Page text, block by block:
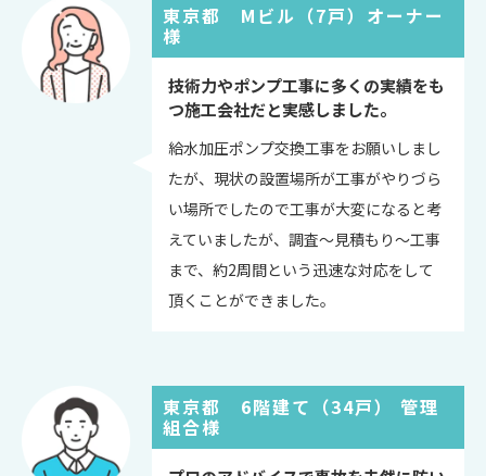
東京都 Mビル（7戸）オーナー
様
技術力やポンプ工事に多くの実績をも
つ施工会社だと実感しました。
給水加圧ポンプ交換工事をお願いしまし
たが、現状の設置場所が工事がやりづら
い場所でしたので工事が大変になると考
えていましたが、調査～見積もり～工事
まで、約2周間という迅速な対応をして
頂くことができました。
東京都 6階建て（34戸） 管理
組合様